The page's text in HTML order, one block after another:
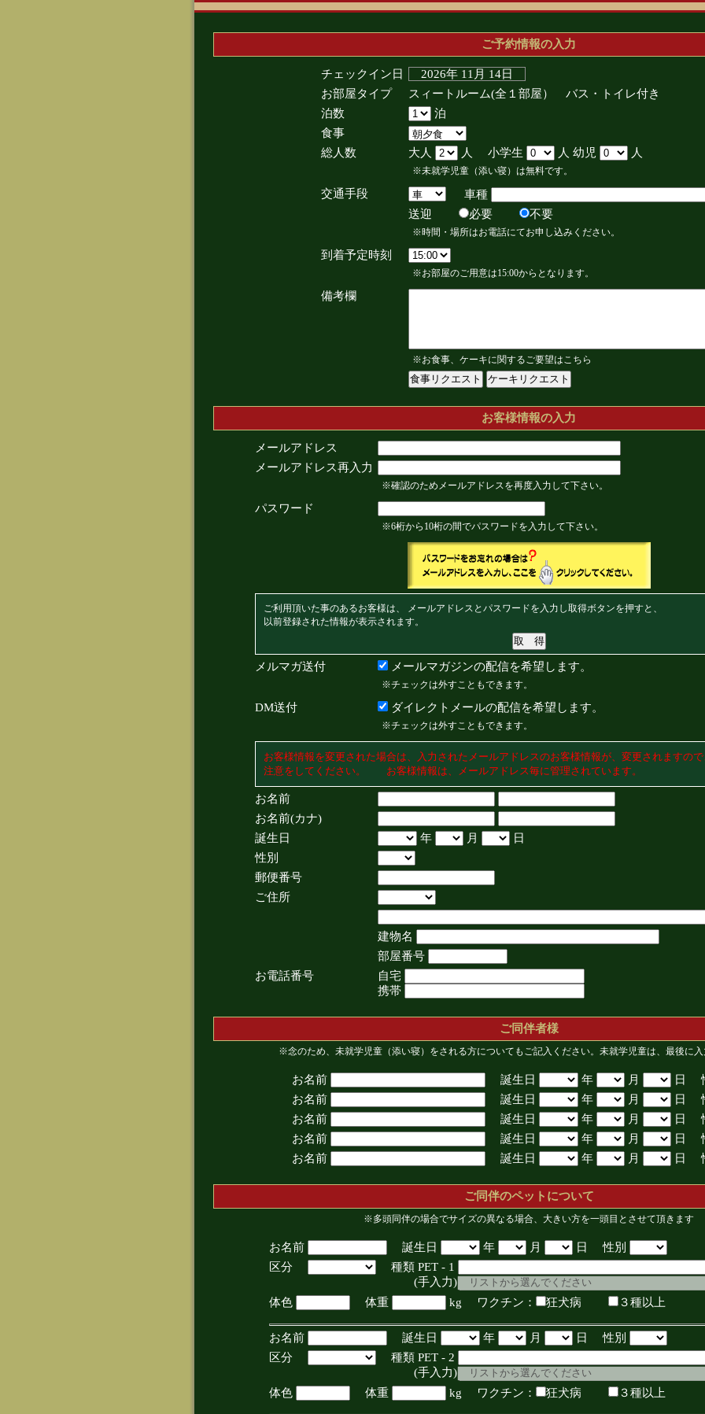
ご予約情報の入力
チェックイン日
2026年 11月 14日
お部屋タイプ
スィートルーム(全１部屋） バス・トイレ付き
泊数
泊
食事
総人数
大人 人 小学生 人 幼児 人
※未就学児童（添い寝）は無料です。
交通手段
車種
送迎
必要 不要
※時間・場所はお電話にてお申し込みください。
到着予定時刻
※お部屋のご用意は15:00からとなります。
備考欄
※お食事、ケーキに関するご要望はこちら
お客様情報の入力
メールアドレス
メールアドレス再入力
※確認のためメールアドレスを再度入力して下さい。
パスワード
※6桁から10桁の間でパスワードを入力して下さい。
ご利用頂いた事のあるお客様は、 メールアドレスとパスワードを入力し取得ボタンを押すと、
以前登録された情報が表示されます。
メルマガ送付 メールマガジンの配信を希望します。
※チェックは外すこともできます。
DM送付 ダイレクトメールの配信を希望します。
※チェックは外すこともできます。
お客様情報を変更された場合は、入力されたメールアドレスのお客様情報が、変更されますので
注意をしてください。 お客様情報は、メールアドレス毎に管理されています。
お名前
お名前(カナ)
誕生日
年 月
日
性別
郵便番号
ご住所
建物名
部屋番号
お電話番号
自宅
携帯
ご同伴者様
※念のため、未就学児童（添い寝）をされる方についてもご記入ください。未就学児童は、最後に入
お名前 誕生日 年 月
日
お名前
誕生日 年 月
日
お名前
誕生日 年 月
日
お名前
誕生日 年 月
日
お名前
誕生日 年 月 日
ご同伴のペットについて
※多頭同伴の場合でサイズの異なる場合、大きい方を一頭目とさせて頂きます
お名前 誕生日 年 月
日 性別
区分
種類 PET - 1
(手入力)
体色
体重 kg ワクチン： 狂犬病 ３種以上
お名前 誕生日 年 月
日 性別
区分
種類 PET - 2
(手入力)
体色
体重 kg ワクチン： 狂犬病 ３種以上